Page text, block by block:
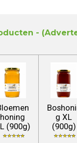
ucten -
honing
(900g)
g XL
(900g)